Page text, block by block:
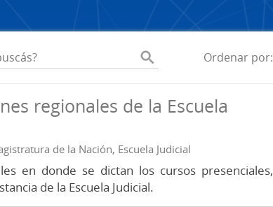
Ordenar por
regionales de la Escuela
de la Nación, Escuela Judicial
en donde se dictan los cursos presenciales,
de la Escuela Judicial.